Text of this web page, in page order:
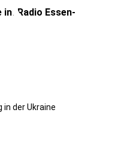
im Radio Essen-
in der Ukraine